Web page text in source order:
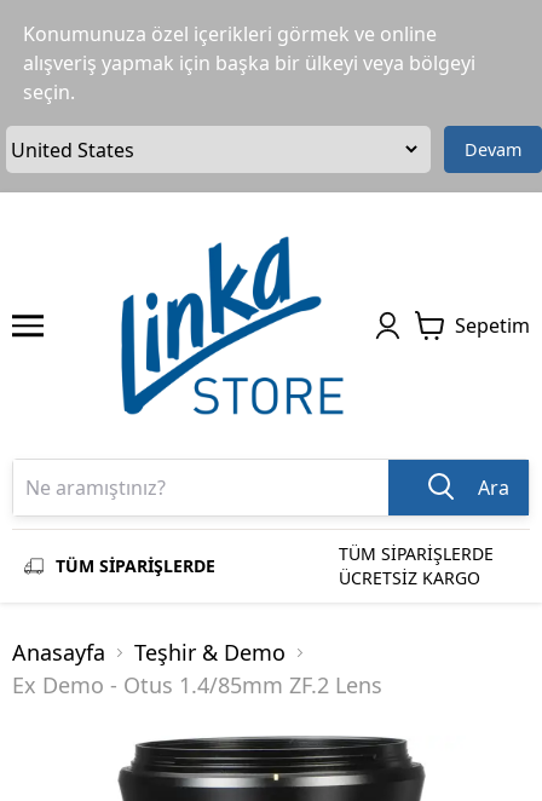
Konumunuza özel içerikleri görmek ve online
alışveriş yapmak için başka bir ülkeyi veya bölgeyi
seçin.
Devam
Sepetim
Ara
TÜM SİPARİŞLERDE
TÜM SİPARİŞLERDE
ÜCRETSİZ KARGO
Anasayfa
Teşhir & Demo
Ex Demo - Otus 1.4/85mm ZF.2 Lens